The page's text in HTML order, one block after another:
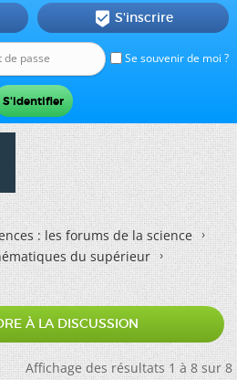
Se souvenir de moi ?
 S'inscrire
: les forums de la science
du supérieur
À LA DISCUSSION
Affichage des résultats 1 à 8 sur 8